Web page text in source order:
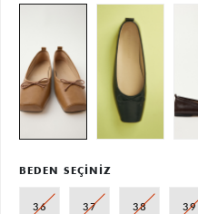
BEDEN SEÇİNİZ
36 37 38 39